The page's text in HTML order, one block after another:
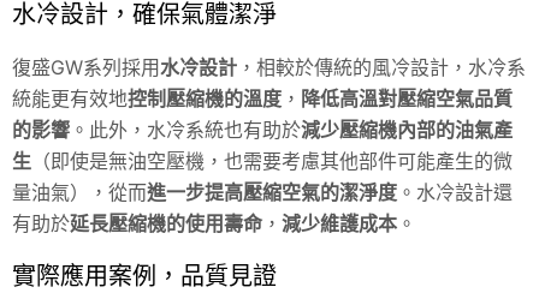
水冷設計，確保氣體潔淨
復盛GW系列採用水冷設計 ，相較於傳統的風冷設計，水冷系
統能更有效地控制壓縮機的溫度 ， 降低高溫對壓縮空氣品質
的影響 。此外，水冷系統也有助於減少壓縮機內部的油氣產
生 （即使是無油空壓機，也需要考慮其他部件可能產生的微
量油氣），從而進一步提高壓縮空氣的潔淨度 。水冷設計還
有助於延長壓縮機的使用壽命 ， 減少維護成本 。
實際應用案例，品質見證